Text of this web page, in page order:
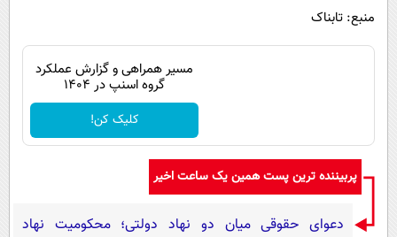
منبع: تابناک
مسیر همراهی و گزارش عملکرد
گروه اسنپ در ۱۴۰۴
کلیک کن!
پربیننده ترین پست همین یک ساعت اخیر
دعوای حقوقی میان دو نهاد دولتی؛ محکومیت نهاد